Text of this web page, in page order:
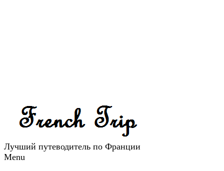
Лучший путеводитель по Франции
Menu